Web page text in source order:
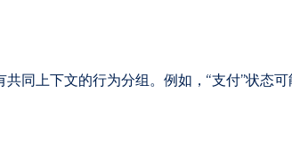
同上下文的行为分组。例如，“支付”状态可